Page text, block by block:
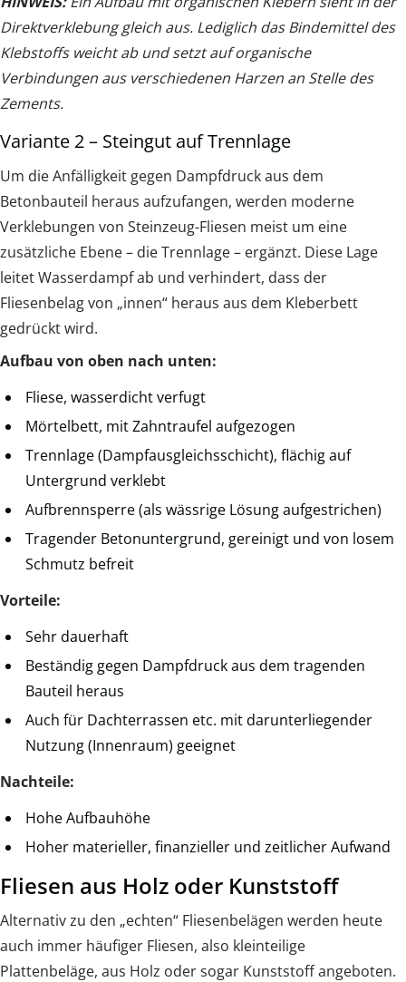
Direktverklebung gleich aus. Lediglich das Bindemittel des
Klebstoffs weicht ab und setzt auf organische
Verbindungen aus verschiedenen Harzen an Stelle des
Zements.
Variante 2 – Steingut auf Trennlage
Um die Anfälligkeit gegen Dampfdruck aus dem
Betonbauteil heraus aufzufangen, werden moderne
Verklebungen von Steinzeug-Fliesen meist um eine
zusätzliche Ebene – die Trennlage – ergänzt. Diese Lage
leitet Wasserdampf ab und verhindert, dass der
Fliesenbelag von „innen“ heraus aus dem Kleberbett
gedrückt wird.
Aufbau von oben nach unten:
Fliese, wasserdicht verfugt
Mörtelbett, mit Zahntraufel aufgezogen
Trennlage (Dampfausgleichsschicht), flächig auf
Untergrund verklebt
Aufbrennsperre (als wässrige Lösung aufgestrichen)
Tragender Betonuntergrund, gereinigt und von losem
Schmutz befreit
Vorteile:
Sehr dauerhaft
Beständig gegen Dampfdruck aus dem tragenden
Bauteil heraus
Auch für Dachterrassen etc. mit darunterliegender
Nutzung (Innenraum) geeignet
Nachteile:
Hohe Aufbauhöhe
Hoher materieller, finanzieller und zeitlicher Aufwand
Fliesen aus Holz oder Kunststoff
Alternativ zu den „echten“ Fliesenbelägen werden heute
auch immer häufiger Fliesen, also kleinteilige
Plattenbeläge, aus Holz oder sogar Kunststoff angeboten.